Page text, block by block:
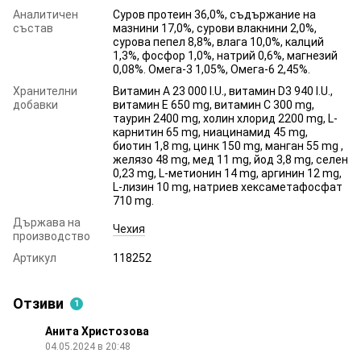
Аналитичен
състав
Суров протеин 36,0%, съдържание на
мазнини 17,0%, сурови влакнини 2,0%,
сурова пепел 8,8%, влага 10,0%, калций
1,3%, фосфор 1,0%, натрий 0,6%, магнезий
0,08%. Омега-3 1,05%, Омега-6 2,45%.
Хранителни
добавки
Витамин A 23 000 I.U., витамин D3 940 I.U.,
витамин E 650 mg, витамин C 300 mg,
таурин 2400 mg, холин хлорид 2200 mg, L-
карнитин 65 mg, ниацинамид 45 mg,
биотин 1,8 mg, цинк 150 mg, манган 55 mg ,
желязо 48 mg, мед 11 mg, йод 3,8 mg, селен
0,23 mg, L-метионин 14 mg, аргинин 12 mg,
L-лизин 10 mg, натриев хексаметафосфат
710 mg.
Държава на
производство
Чехия
Артикул 118252
Отзиви 1
Анита Христозова
04.05.2024 в 20:48